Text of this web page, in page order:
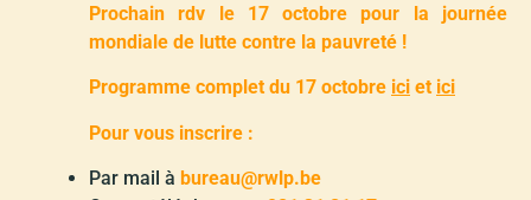
Prochain rdv le 17 octobre pour la journée
mondiale de lutte contre la pauvreté !
Programme complet du 17 octobre ici et ici
Pour vous inscrire :
Par mail à bureau@rwlp.be